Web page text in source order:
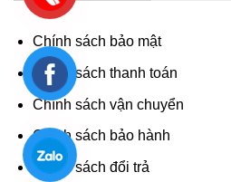
Chính sách bảo mật
Chính sách thanh toán
Chính sách vận chuyển
Chính sách bảo hành
Chính sách đổi trả